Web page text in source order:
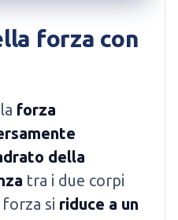
forza con
forza
della
tra i due corpi
si riduce a un